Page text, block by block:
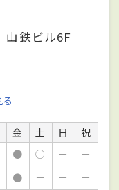
鉄ビル6F
金 土 日
祝
● ○ －
－
● － －
－